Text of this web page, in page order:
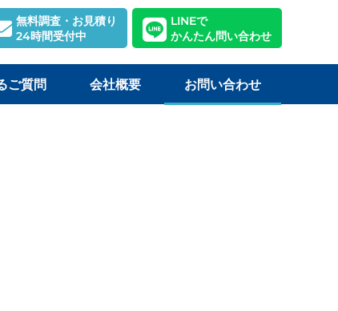
無料調査・お見積り
24時間受付中
LINEで
かんたん問い合わせ
ご質問 会社概要 お問い合わせ